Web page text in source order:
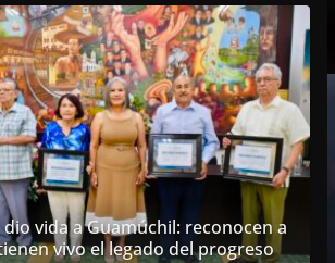
vida a Guamúchil: reconocen a
vivo el legado del progreso